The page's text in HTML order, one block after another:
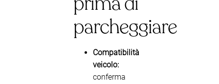
parcheggiare
Compatibilità
veicolo:
conferma